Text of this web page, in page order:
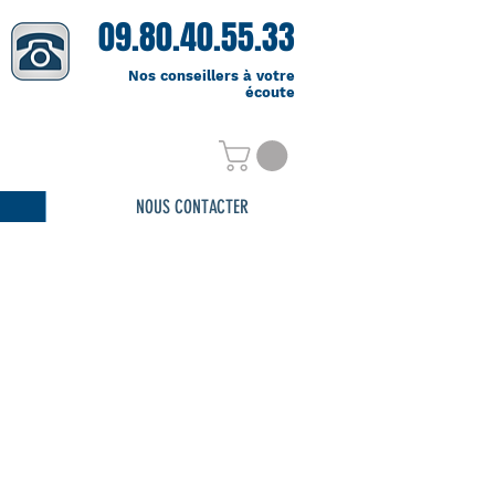
09.80.40.55.33
Nos conseillers à votre
écoute
NOUS CONTACTER